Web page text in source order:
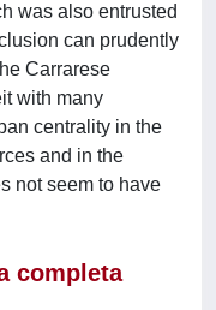
was also entrusted
can prudently
Carrarese
with many
centrality in the
and in the
not seem to have
completa